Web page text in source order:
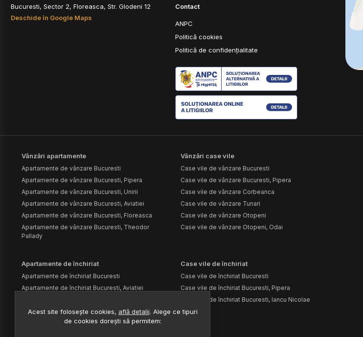
Bucuresti, Sector 2, Floreasca, Str. Glodeni 12
Deschide în Google Maps
Contact
ANPC
Politică cookies
Politică de confidențialitate
Vânzări apartamente
Apartamente de vânzare Bucuresti
Apartamente de vânzare Bucuresti, Pipera
Apartamente de vânzare Bucuresti, Unirii
Apartamente de vânzare Bucuresti, Aviatiei
Apartamente de vânzare Bucuresti, Floreasca
Apartamente de vânzare Bucuresti, Theodor
Pallady
Vânzări case vile
Case vile de vânzare Bucuresti
Case vile de vânzare Bucuresti, Pipera
Case vile de vânzare Corbeanca
Case vile de vânzare Tunari
Case vile de vânzare Otopeni
Case vile de vânzare Otopeni, Odai
Apartamente de închiriat
Apartamente de închiriat Bucuresti
Apartamente de închiriat Bucuresti, Aviatiei
Case vile de închiriat
Case vile de închiriat Bucuresti
Case vile de închiriat Bucuresti, Pipera
Case vile de închiriat Bucuresti, Iancu Nicolae
Acest site folosește cookies, află detalii. Alege ce tipuri
de cookies dorești să permitem: